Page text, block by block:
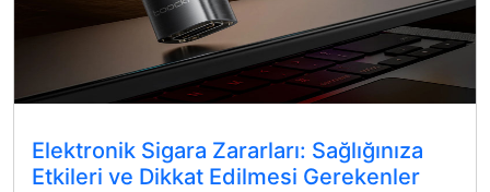
Elektronik Sigara Zararları: Sağlığınıza
Etkileri ve Dikkat Edilmesi Gerekenler